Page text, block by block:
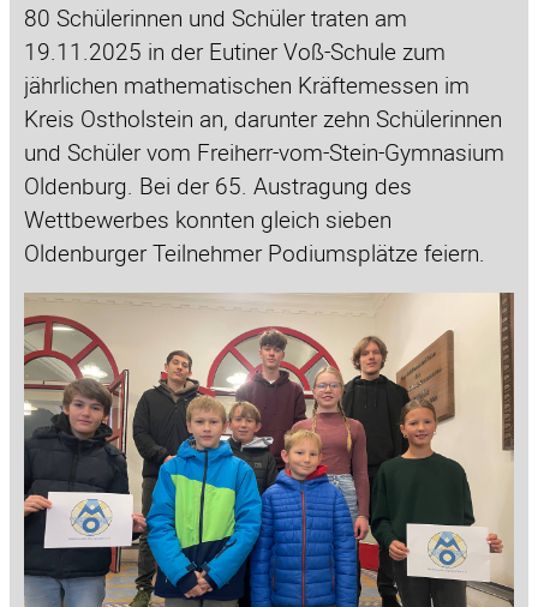
80 Schülerinnen und Schüler traten am
19.11.2025 in der Eutiner Voß-Schule zum
jährlichen mathematischen Kräftemessen im
Kreis Ostholstein an, darunter zehn Schülerinnen
und Schüler vom Freiherr-vom-Stein-Gymnasium
Oldenburg. Bei der 65. Austragung des
Wettbewerbes konnten gleich sieben
Oldenburger Teilnehmer Podiumsplätze feiern.